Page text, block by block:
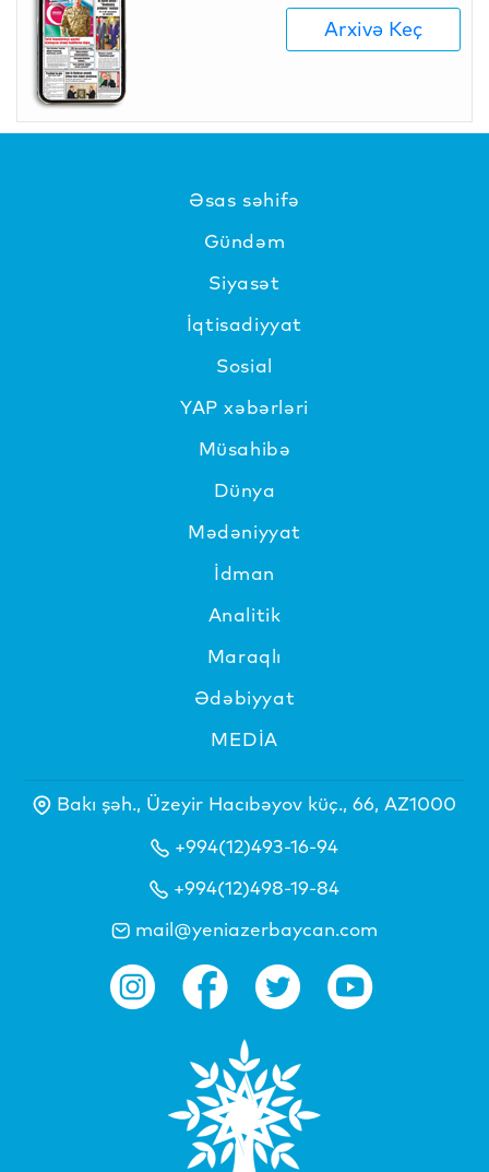
Arxivə Keç
Əsas səhifə
Gündəm
Siyasət
İqtisadiyyat
Sosial
YAP xəbərləri
Müsahibə
Dünya
Mədəniyyat
İdman
Analitik
Maraqlı
Ədəbiyyat
MEDİA
Bakı şəh., Üzeyir Hacıbəyov küç., 66, AZ1000
+994(12)493-16-94
+994(12)498-19-84
mail@yeniazerbaycan.com